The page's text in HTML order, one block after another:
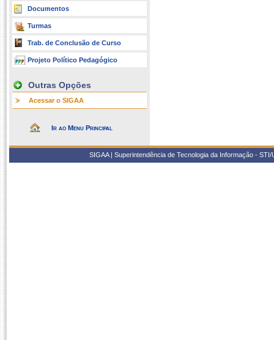
Documentos
Turmas
Trab. de Conclusão de Curso
Projeto Político Pedagógico
Outras Opções
Acessar o SIGAA
Ir ao Menu Principal
SIGAA | Superintendência de Tecnologia da Informação -